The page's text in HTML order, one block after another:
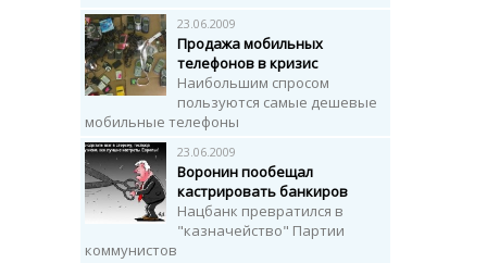
23.06.2009
Продажа мобильных
телефонов в кризис
Наибольшим спросом
пользуются самые дешевые
мобильные телефоны
23.06.2009
Воронин пообещал
кастрировать банкиров
Нацбанк превратился в
"казначейство" Партии
коммунистов